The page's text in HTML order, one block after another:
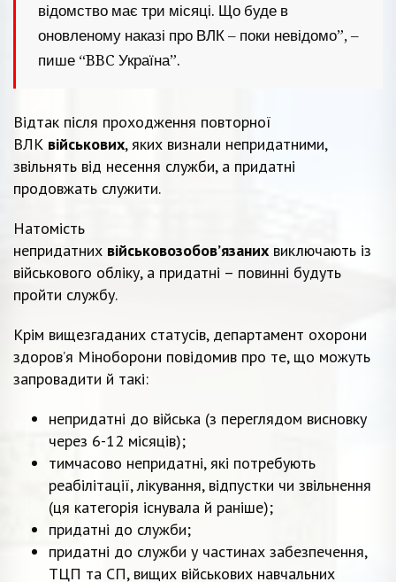
відомство має три місяці. Що буде в
оновленому наказі про ВЛК – поки невідомо”, –
пише “BBC Україна”.
Відтак після проходження повторної
ВЛК військових, яких визнали непридатними,
звільнять від несення служби, а придатні
продовжать служити.
Натомість
непридатних військовозобов’язанихвиключають із
військового обліку, а придатні – повинні будуть
пройти службу.
Крім вищезгаданих статусів, департамент охорони
здоров’я Міноборони повідомив про те, що можуть
запровадити й такі:
непридатні до війська (з переглядом висновку
через 6-12 місяців);
тимчасово непридатні, які потребують
реабілітації, лікування, відпустки чи звільнення
(ця категорія існувала й раніше);
придатні до служби;
придатні до служби у частинах забезпечення,
ТЦП та СП, вищих військових навчальних